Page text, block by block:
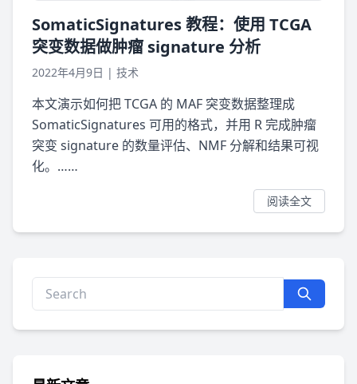
SomaticSignatures 教程：使用 TCGA
突变数据做肿瘤 signature 分析
2022年4月9日 | 技术
本文演示如何把 TCGA 的 MAF 突变数据整理成
SomaticSignatures 可用的格式，并用 R 完成肿瘤
突变 signature 的数量评估、NMF 分解和结果可视
化。……
阅读全文